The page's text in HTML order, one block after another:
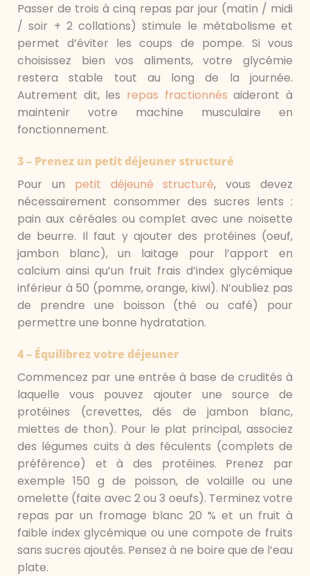
Passer de trois à cinq repas par jour (matin / midi
/ soir + 2 collations) stimule le métabolisme et
permet d’éviter les coups de pompe. Si vous
choisissez bien vos aliments, votre glycémie
restera stable tout au long de la journée.
Autrement dit, les repas fractionnés aideront à
maintenir votre machine musculaire en
fonctionnement.
3 – Prenez un petit déjeuner structuré
Pour un petit déjeuné structuré, vous devez
nécessairement consommer des sucres lents :
pain aux céréales ou complet avec une noisette
de beurre. Il faut y ajouter des protéines (oeuf,
jambon blanc), un laitage pour l’apport en
calcium ainsi qu’un fruit frais d’index glycémique
inférieur à 50 (pomme, orange, kiwi). N’oubliez pas
de prendre une boisson (thé ou café) pour
permettre une bonne hydratation.
4 – Équilibrez votre déjeuner
Commencez par une entrée à base de crudités à
laquelle vous pouvez ajouter une source de
protéines (crevettes, dés de jambon blanc,
miettes de thon). Pour le plat principal, associez
des légumes cuits à des féculents (complets de
préférence) et à des protéines. Prenez par
exemple 150 g de poisson, de volaille ou une
omelette (faite avec 2 ou 3 oeufs). Terminez votre
repas par un fromage blanc 20 % et un fruit à
faible index glycémique ou une compote de fruits
sans sucres ajoutés. Pensez à ne boire que de l’eau
plate.